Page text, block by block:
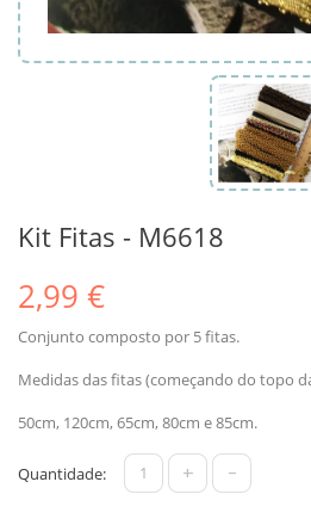
Kit Fitas - M6618
2,99 €
Conjunto composto por 5 fitas.
Medidas das fitas (começando do topo
50cm, 120cm, 65cm, 80cm e 85cm.
Quantidade: + -